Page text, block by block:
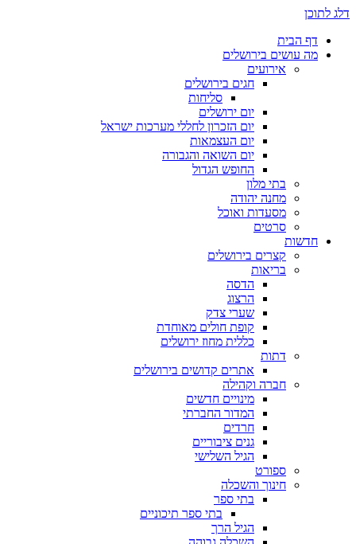
דלג לתוכן
דף הבית
מה עושים בירושלים
אירועים
חגים בירושלים
סליחות
יום ירושלים
יום הזכרון לחללי מערכות ישראל
יום העצמאות
יום השואה והגבורה
החופש הגדול
בתי מלון
מחנה יהודה
מסעדות ואוכל
סרטים
חדשות
קצרים בירושלים
בריאות
הדסה
הרצוג
שערי צדק
קופת חולים מאוחדת
כללית מחוז ירושלים
דתות
אתרים קדושים בירושלים
חברה וקהילה
מינויים חדשים
המדור החברתי
חרדים
גנים ציבוריים
הגיל השלישי
ספורט
חינוך והשכלה
בתי ספר
בתי ספר תיכוניים
הגיל הרך